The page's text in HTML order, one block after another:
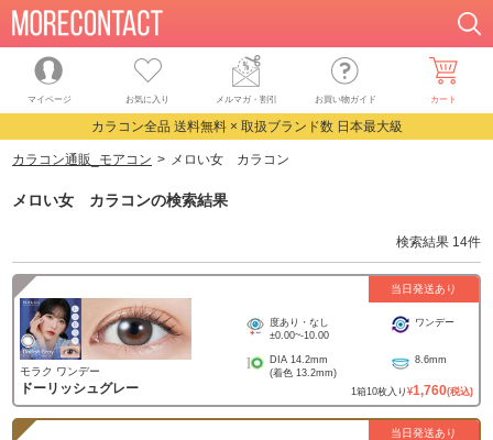
マイページ お気に入り メルマガ・割引 お買い物ガイド カート
カラコン全品 送料無料 × 取扱ブランド数 日本最大級
カラコン通販_モアコン メロい女 カラコン
メロい女 カラコンの検索結果
検索結果 14件
当日発送あり
モラク ワンデー
ドーリッシュグレー
度あり・なし
±0.00~-10.00
ワンデー
DIA 14.2mm
(着色 13.2mm)
8.6mm
1箱10枚入り ¥1,760(税込)
当日発送あり